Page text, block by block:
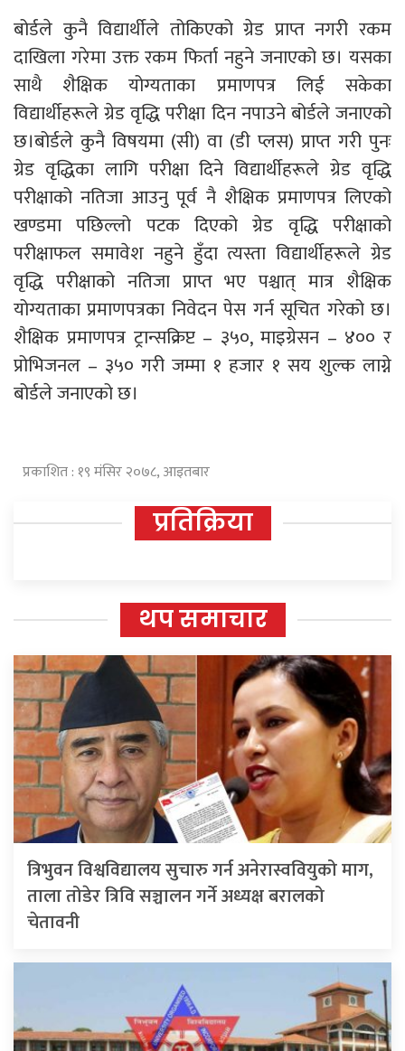
बोर्डले कुनै विद्यार्थीले तोकिएको ग्रेड प्राप्त नगरी रकम
दाखिला गरेमा उक्त रकम फिर्ता नहुने जनाएको छ। यसका
साथै शैक्षिक योग्यताका प्रमाणपत्र लिई सकेका
विद्यार्थीहरूले ग्रेड वृद्धि परीक्षा दिन नपाउने बोर्डले जनाएको
छ।बोर्डले कुनै विषयमा (सी) वा (डी प्लस) प्राप्त गरी पुनः
ग्रेड वृद्धिका लागि परीक्षा दिने विद्यार्थीहरूले ग्रेड वृद्धि
परीक्षाको नतिजा आउनु पूर्व नै शैक्षिक प्रमाणपत्र लिएको
खण्डमा पछिल्लो पटक दिएको ग्रेड वृद्धि परीक्षाको
परीक्षाफल समावेश नहुने हुँदा त्यस्ता विद्यार्थीहरूले ग्रेड
वृद्धि परीक्षाको नतिजा प्राप्त भए पश्चात् मात्र शैक्षिक
योग्यताका प्रमाणपत्रका निवेदन पेस गर्न सूचित गरेको छ।
शैक्षिक प्रमाणपत्र ट्रान्सक्रिप्ट – ३५०, माइग्रेसन – ४०० र
प्रोभिजनल – ३५० गरी जम्मा १ हजार १ सय शुल्क लाग्ने
बोर्डले जनाएको छ।
प्रकाशित : १९ मंसिर २०७८, आइतबार
प्रतिक्रिया
थप समाचार
त्रिभुवन विश्वविद्यालय सुचारु गर्न अनेरास्ववियुको माग,
ताला तोडेर त्रिवि सञ्चालन गर्ने अध्यक्ष बरालको
चेतावनी